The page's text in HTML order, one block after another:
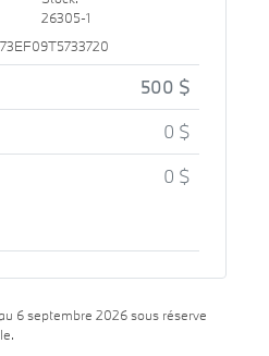
26305-1
500 $
0 $
0 $
6 septembre 2026 sous réserve